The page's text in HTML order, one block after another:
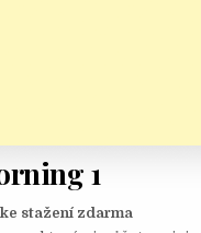
1
stažení zdarma